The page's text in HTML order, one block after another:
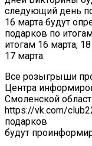
следующий день
16 марта будут
подарков по
итогам 16 марта,
17 марта.
Все розыгрыши
Центра
Смоленской
https://vk.com/
подарков
будут